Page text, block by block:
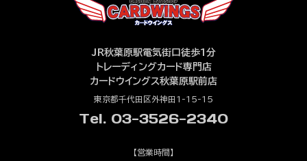
JR秋葉原駅電気街口徒歩1分
トレーディングカード専門店
カードウイングス秋葉原駅前店
東京都千代田区外神田1-15-15
Tel. 03-3526-2340
【営業時間】